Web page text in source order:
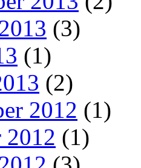
(3)
(1)
(2)
2012 (1)
2012 (1)